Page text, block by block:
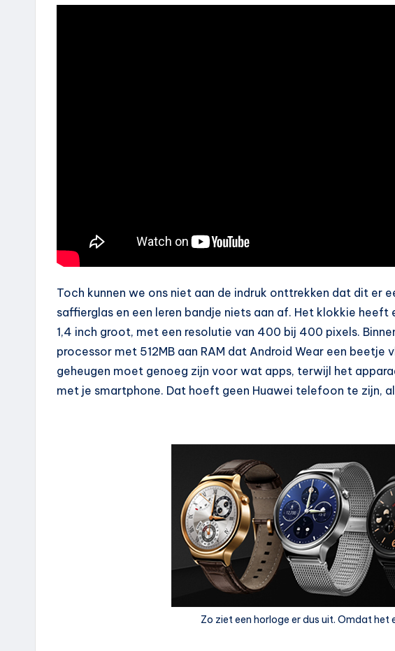
Toch kunnen we ons niet aan de indruk onttrekken dat dit er
saffierglas en een leren bandje niets aan af. Het klokkie heeft
1,4 inch groot, met een resolutie van 400 bij 400 pixels.
processor met 512MB aan RAM dat Android Wear een beetje
geheugen moet genoeg zijn voor wat apps, terwijl het
met je smartphone. Dat hoeft geen Huawei telefoon te zijn,
Zo ziet een horloge er dus uit. Omdat het